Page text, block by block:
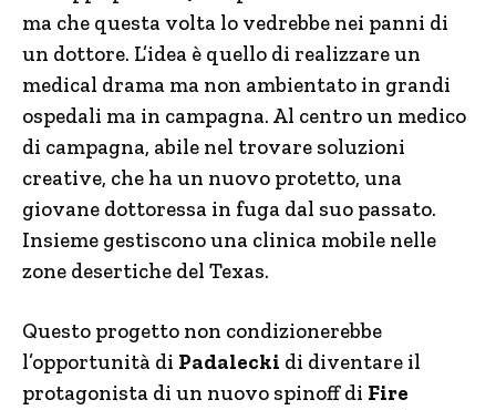
ma che questa volta lo vedrebbe nei panni di
un dottore. L’idea è quello di realizzare un
medical drama ma non ambientato in grandi
ospedali ma in campagna. Al centro un medico
di campagna, abile nel trovare soluzioni
creative, che ha un nuovo protetto, una
giovane dottoressa in fuga dal suo passato.
Insieme gestiscono una clinica mobile nelle
zone desertiche del Texas.
Questo progetto non condizionerebbe
l’opportunità di Padalecki di diventare il
protagonista di un nuovo spinoff di Fire